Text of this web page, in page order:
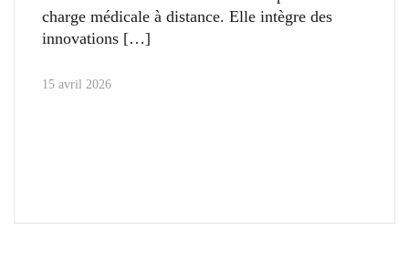
charge médicale à distance. Elle intègre des
innovations
15 avril 2026